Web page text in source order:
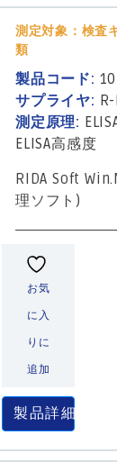
測定対象：検査
類
製品コード:
サプライヤ:
測定原理:
ELISA高感度
RIDA Soft
理ソフト)
お気
に入
りに
追加
製品詳細